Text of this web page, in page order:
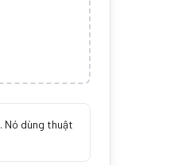
Nó dùng thuật